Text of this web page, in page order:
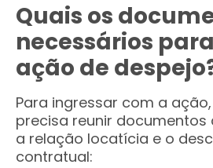
Quais os
necessários
ação de
Para ingressar com a
precisa reunir
a relação locatícia e o
contratual: